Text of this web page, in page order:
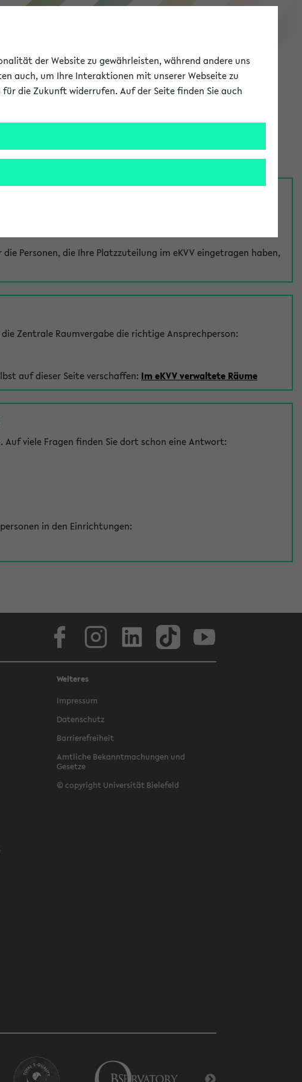
eKVV
Personen, die Ihre Platzzuteilung im eKVV eingetragen haben,
Zentrale Raumvergabe die richtige Ansprechperson:
auf dieser Seite verschaffen: Im eKVV verwaltete Räume
Auf viele Fragen finden Sie dort schon eine Antwort:
in den Einrichtungen:
Weiteres
Impressum
Datenschutz
Barrierefreiheit
Amtliche Bekanntmachungen und
Gesetze
© copyright Universität Bielefeld
der Website zu gewährleisten, während andere uns
auch, um Ihre Interaktionen mit unserer Webseite zu
die Zukunft widerrufen. Auf der Seite finden Sie auch